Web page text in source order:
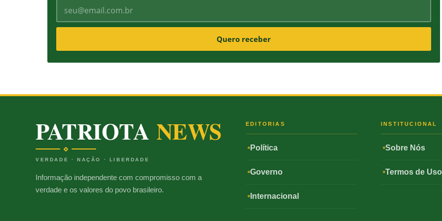
Quero receber
PATRIOTA NEWS
VERDADE · NAÇÃO · LIBERDADE
Informação independente com compromisso com a
verdade e os valores do povo brasileiro.
EDITORIAS
Política
Governo
Internacional
INSTITUCIONAL
Sobre Nós
Termos de Uso